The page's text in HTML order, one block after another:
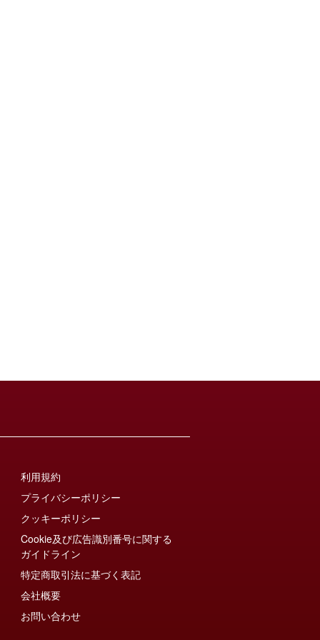
利用規約
プライバシーポリシー
クッキーポリシー
Cookie及び広告識別番号に関する
ガイドライン
特定商取引法に基づく表記
会社概要
お問い合わせ